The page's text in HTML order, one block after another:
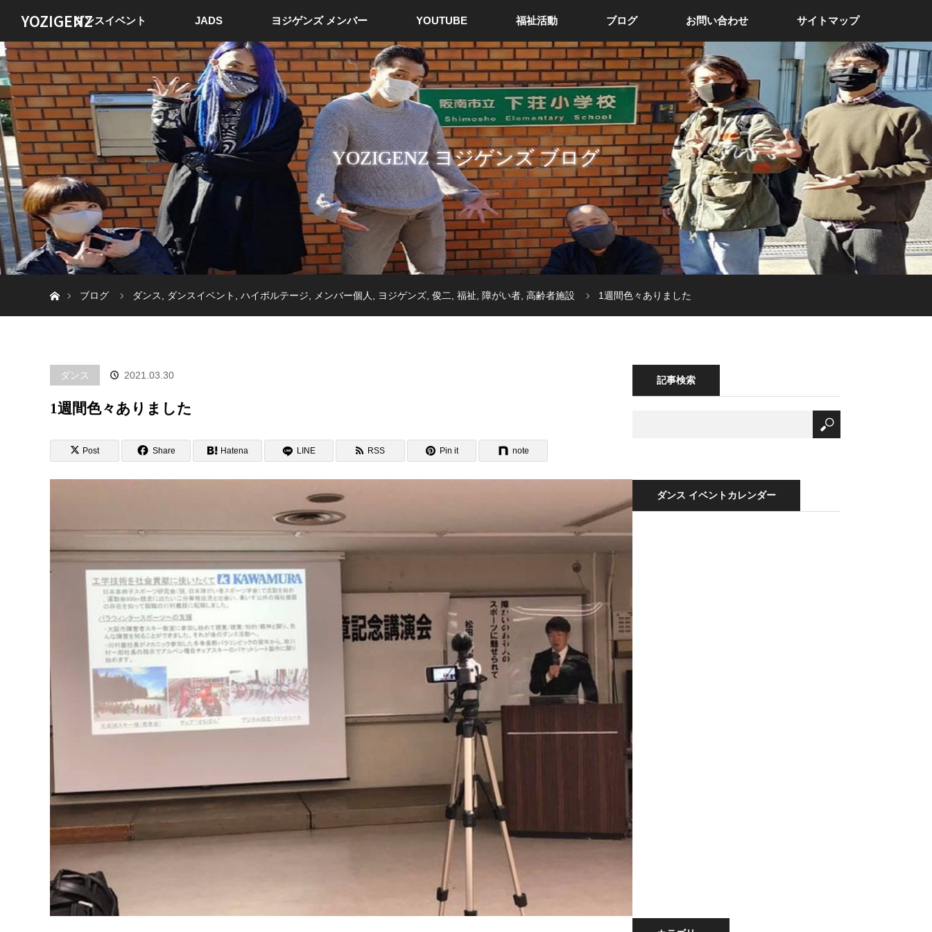
YOZIGENZダンスイベント JADS ヨジゲンズ メンバー YOUTUBE 福祉活動 ブログ お問い合わせ サイトマップ
YOZIGENZ ヨジゲンズ ブログ
ブログ
ダンス ダンスイベント ハイボルテージ メンバー個人 ヨジゲンズ 俊二 福祉 障がい者 高齢者施設 1週間色々ありました
ダンス 2021.03.30
1週間色々ありました
Post Share Hatena LINE RSS Pin it note
記事検索
ダンス イベントカレンダー